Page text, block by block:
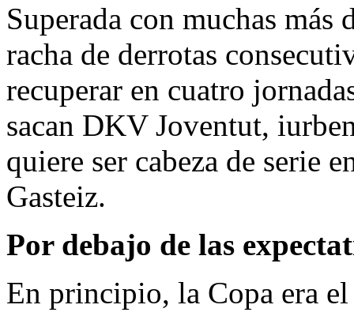
Superada con muchas más
racha de derrotas
recuperar en cuatro
sacan DKV Joventut,
quiere ser cabeza de serie
Gasteiz.
Por debajo de las
En principio, la Copa era